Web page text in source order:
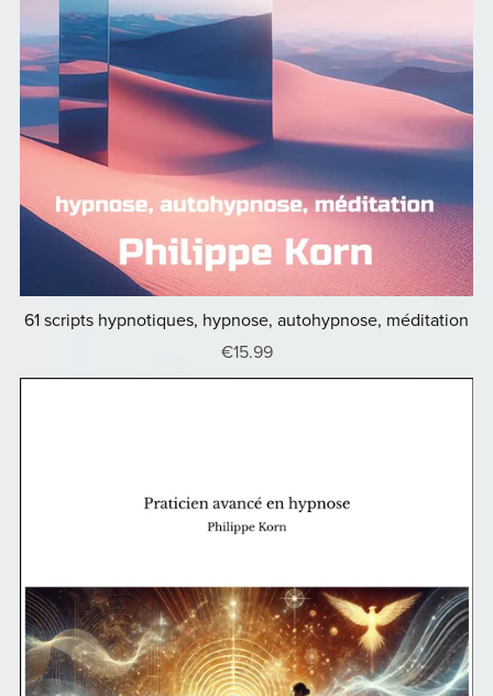
61 scripts hypnotiques, hypnose, autohypnose, méditation
€15.99